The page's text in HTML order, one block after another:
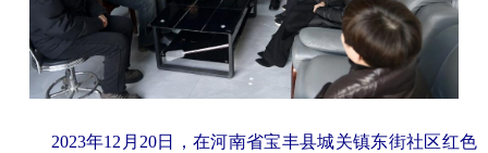
2023年12月20日，在河南省宝丰县城关镇东街社区红色